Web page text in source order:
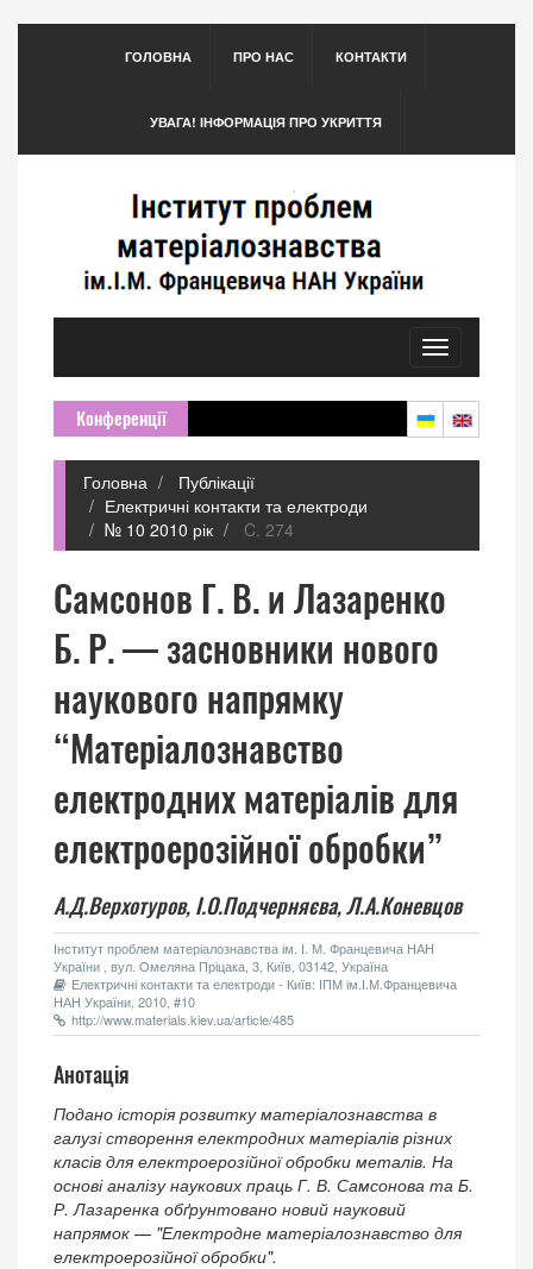
ГОЛОВНА ПРО НАС КОНТАКТИ
УВАГА! ІНФОРМАЦІЯ ПРО УКРИТТЯ
Toggle
navigation
Конференції
Головна
Публікації
Електричні контакти та електроди
№ 10 2010 рік
C. 274
Самсонов Г. В. и Лазаренко
Б. Р. — засновники нового
наукового напрямку
“Матеріалознавство
електродних матеріалів для
електроерозійної обробки”
А.Д.Верхотуров, І.О.Подчерняєва,Л.А.Коневцов
Інститут проблем матеріалознавства ім. І. М. Францевича НАН
України , вул. Омеляна Пріцака, 3, Київ, 03142, Україна
Електричні контакти та електроди - Київ: ІПМ ім.І.М.Францевича
НАН України, 2010, #10
http://www.materials.kiev.ua/article/485
Анотація
Подано історія розвитку матеріалознавства в
галузі створення електродних матеріалів різних
класів для електроерозійної обробки металів. На
основі аналізу наукових праць Г. В. Самсонова та Б.
Р. Лазаренка обґрунтовано новий науковий
напрямок — "Електродне матеріалознавство для
електроерозійної обробки".